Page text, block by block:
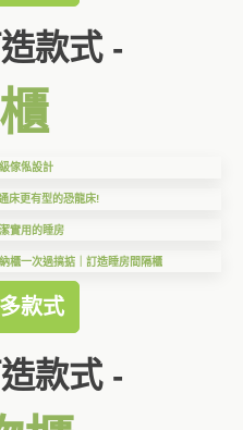
款式 -
傢俬設計
床更有型的恐龍床!
實用的睡房
櫃一次過搞掂｜訂造睡房間隔櫃
款式
款式 -